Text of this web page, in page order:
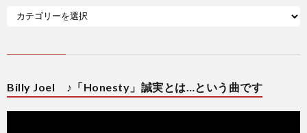
Billy Joel ♪「Honesty」誠実とは…という曲です
動